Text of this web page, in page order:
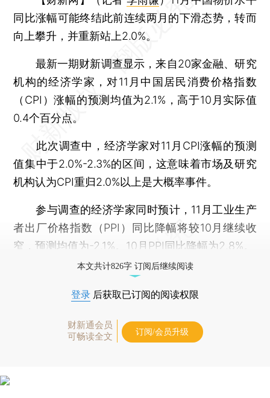
同比涨幅可能终结此前连续两月的下滑态势，转而
向上攀升，并重新站上2.0%。
最新一期财新调查显示，来自20家金融、研究
机构的经济学家，对11月中国居民消费价格指数
（CPI）涨幅的预测均值为2.1%，高于10月实际值
0.4个百分点。
此次调查中，经济学家对11月CPI涨幅的预测
值集中于2.0%-2.3%的区间，这意味着市场及研究
机构认为CPI重归2.0%以上是大概率事件。
参与调查的经济学家同时预计，11月工业生产
者出厂价格指数（PPI）同比降幅将较10月继续收
窄，预测均值为-2.1%。10月PPI同比降幅为2.8%。
本文共计826字 订阅后继续阅读
登录 后获取已订阅的阅读权限
财新通会员
可畅读全文
订阅/会员升级